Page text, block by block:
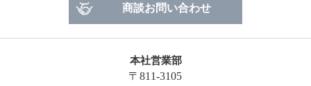
商談お問い合わせ
本社営業部
〒811-3105